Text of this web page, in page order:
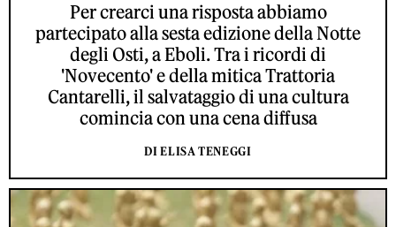
Per crearci una risposta abbiamo
partecipato alla sesta edizione della Notte
degli Osti, a Eboli. Tra i ricordi di
'Novecento' e della mitica Trattoria
Cantarelli, il salvataggio di una cultura
comincia con una cena diffusa
DI ELISA TENEGGI